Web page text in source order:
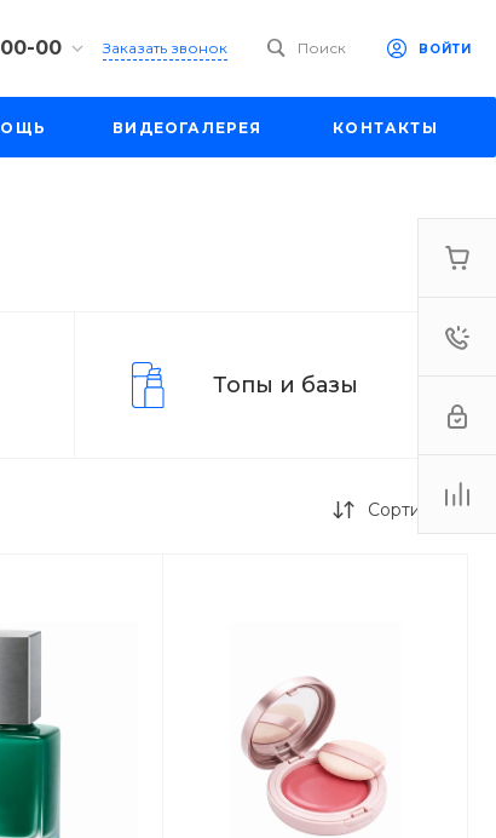
00 Заказать звонок Поиск ВОЙТИ
ВИДЕОГАЛЕРЕЯ КОНТАКТЫ
Топы и базы
Сортировка